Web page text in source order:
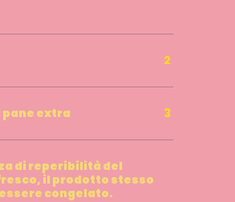
2
extra 3
di reperibilità del
il prodotto stesso
congelato.